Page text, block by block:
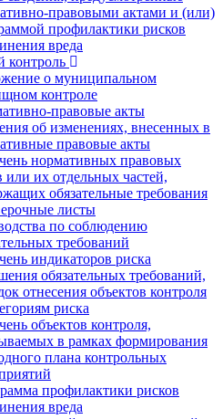
правовыми актами и (или)
профилактики рисков
вреда
о муниципальном
контроле
правовые акты
об изменениях, внесенных в
правовые акты
нормативных правовых
или их отдельных частей,
обязательные требования
листы
по соблюдению
требований
индикаторов риска
обязательных требований,
отнесения объектов контроля
риска
объектов контроля,
в рамках формирования
плана контрольных
профилактики рисков
вреда